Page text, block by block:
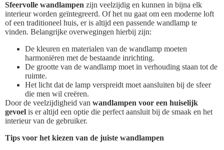
Sfeervolle wandlampen zijn veelzijdig en kunnen in bijna elk
interieur worden geïntegreerd. Of het nu gaat om een moderne loft
of een traditioneel huis, er is altijd een passende wandlamp te
vinden. Belangrijke overwegingen hierbij zijn:
De kleuren en materialen van de wandlamp moeten
harmoniëren met de bestaande inrichting.
De grootte van de wandlamp moet in verhouding staan tot de
ruimte.
Het licht dat de lamp verspreidt moet aansluiten bij de sfeer
die men wil creëren.
Door de veelzijdigheid van wandlampen voor een huiselijk
gevoel is er altijd een optie die perfect aansluit bij de smaak en het
interieur van de gebruiker.
Tips voor het kiezen van de juiste wandlampen